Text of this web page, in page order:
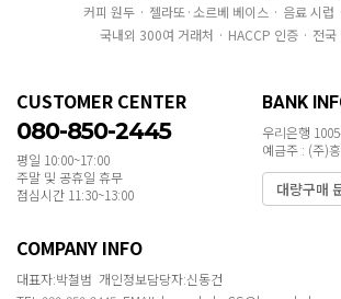
커피 원두 · 젤라또·소르베 베이스 · 음료 시럽
국내외 300여 거래처 · HACCP 인증 · 전국
CUSTOMER CENTER
080-850-2445
평일 10:00~17:00
주말 및 공휴일 휴무
점심시간 11:30~13:00
BANK
우리은행
예금주 : (주)
대량구매
COMPANY INFO
대표자:박철범 개인정보담당자:신동건